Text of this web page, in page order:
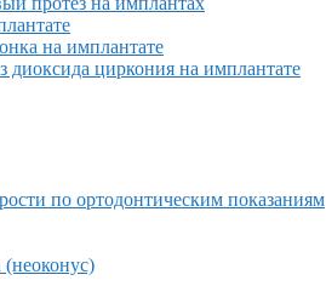
на имплантате
диоксида циркония на имплантате
по ортодонтическим показаниям
(неоконус)